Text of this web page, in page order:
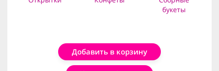
букеты
Добавить в корзину